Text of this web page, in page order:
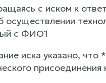
с иском к
осуществлении
с ФИО1
иска указано,
присоединения